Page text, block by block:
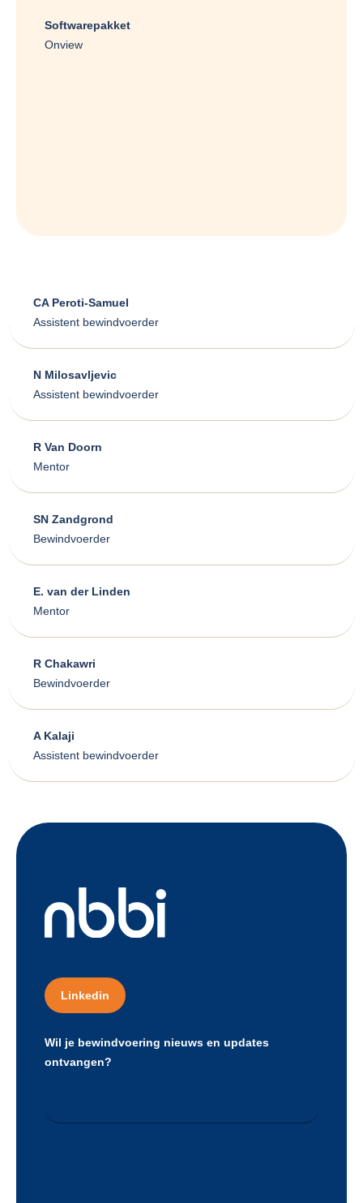
Softwarepakket
Onview
CA Peroti-Samuel
Assistent bewindvoerder
N Milosavljevic
Assistent bewindvoerder
R Van Doorn
Mentor
SN Zandgrond
Bewindvoerder
E. van der Linden
Mentor
R Chakawri
Bewindvoerder
A Kalaji
Assistent bewindvoerder
Linkedin
Wil je bewindvoering nieuws en updates
ontvangen?